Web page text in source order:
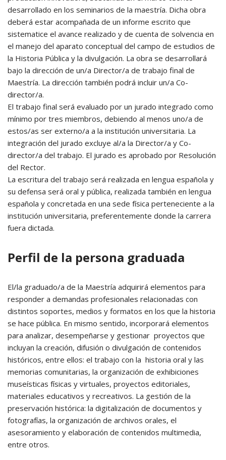
desarrollado en los seminarios de la maestría. Dicha obra
deberá estar acompañada de un informe escrito que
sistematice el avance realizado y de cuenta de solvencia en
el manejo del aparato conceptual del campo de estudios de
la Historia Pública y la divulgación. La obra se desarrollará
bajo la dirección de un/a Director/a de trabajo final de
Maestría. La dirección también podrá incluir un/a Co-
director/a.
El trabajo final será evaluado por un jurado integrado como
mínimo por tres miembros, debiendo al menos uno/a de
estos/as ser externo/a a la institución universitaria. La
integración del jurado excluye al/a la Director/a y Co-
director/a del trabajo. El jurado es aprobado por Resolución
del Rector.
La escritura del trabajo será realizada en lengua española y
su defensa será oral y pública, realizada también en lengua
española y concretada en una sede física perteneciente a la
institución universitaria, preferentemente donde la carrera
fuera dictada.
Perfil de la persona graduada
El/la graduado/a de la Maestría adquirirá elementos para
responder a demandas profesionales relacionadas con
distintos soportes, medios y formatos en los que la historia
se hace pública. En mismo sentido, incorporará elementos
para analizar, desempeñarse y gestionar proyectos que
incluyan la creación, difusión o divulgación de contenidos
históricos, entre ellos: el trabajo con la historia oral y las
memorias comunitarias, la organización de exhibiciones
museísticas físicas y virtuales, proyectos editoriales,
materiales educativos y recreativos. La gestión de la
preservación histórica: la digitalización de documentos y
fotografías, la organización de archivos orales, el
asesoramiento y elaboración de contenidos multimedia,
entre otros.